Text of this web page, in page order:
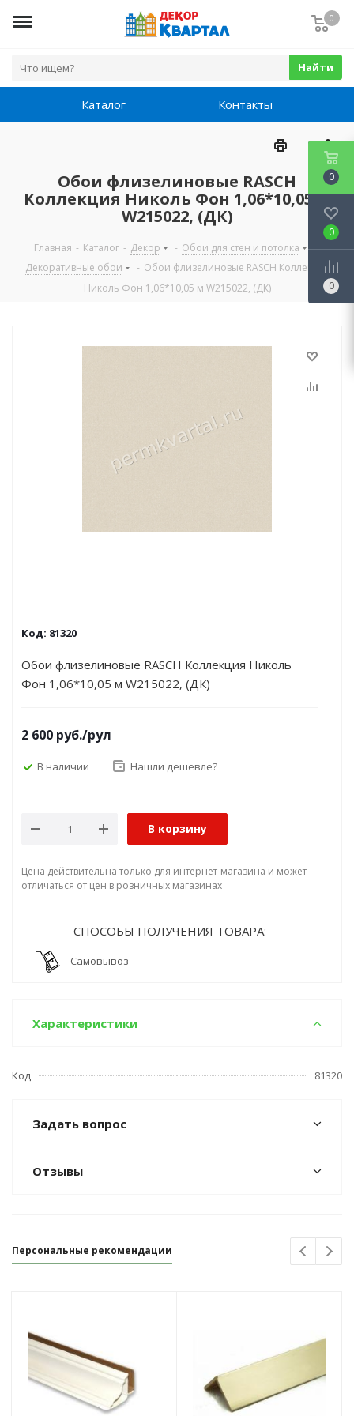
0
Найти
Каталог Контакты
Обои флизелиновые RASCH
Коллекция Николь Фон 1,06*10,05 м
W215022, (ДК)
Главная - Каталог - Декор - Обои для стен и потолка
-
Декоративные обои
- Обои флизелиновые RASCH Коллекция
Николь Фон 1,06*10,05 м W215022, (ДК)
Код: 81320
Обои флизелиновые RASCH Коллекция Николь
Фон 1,06*10,05 м W215022, (ДК)
2 600 руб./рул
В наличии Нашли дешевле?
В корзину
Цена действительна только для интернет-магазина и может
отличаться от цен в розничных магазинах
СПОСОБЫ ПОЛУЧЕНИЯ ТОВАРА:
Самовывоз
Характеристики
Код 81320
Задать вопрос
Отзывы
Персональные рекомендации
0
0
0